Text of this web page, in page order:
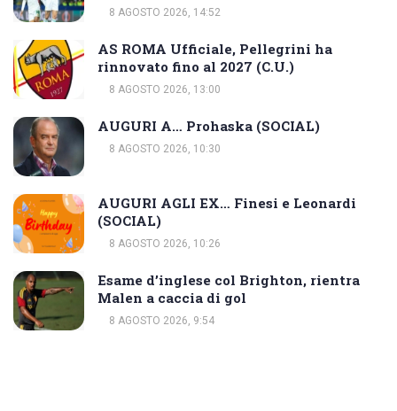
8 AGOSTO 2026, 14:52
AS ROMA Ufficiale, Pellegrini ha
rinnovato fino al 2027 (C.U.)
8 AGOSTO 2026, 13:00
AUGURI A… Prohaska (SOCIAL)
8 AGOSTO 2026, 10:30
AUGURI AGLI EX… Finesi e Leonardi
(SOCIAL)
8 AGOSTO 2026, 10:26
Esame d’inglese col Brighton, rientra
Malen a caccia di gol
8 AGOSTO 2026, 9:54